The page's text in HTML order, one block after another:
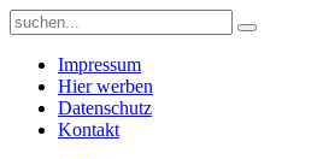
Impressum
Hier werben
Datenschutz
Kontakt